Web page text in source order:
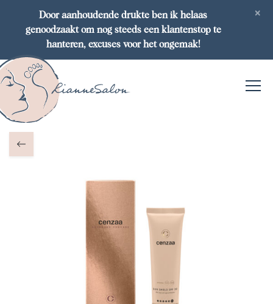
×
Door aanhoudende drukte ben ik helaas
genoodzaakt om nog steeds een klantenstop te
hanteren, excuses voor het ongemak!